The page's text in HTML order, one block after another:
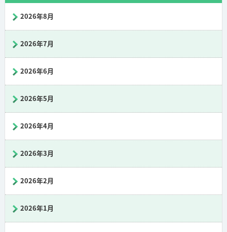
2026年8月
2026年7月
2026年6月
2026年5月
2026年4月
2026年3月
2026年2月
2026年1月